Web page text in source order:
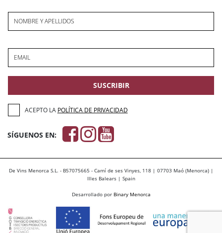
NOMBRE Y APELLIDOS
EMAIL
SUSCRIBIR
ACEPTO LA POLÍTICA DE PRIVACIDAD
SÍGUENOS EN:
De Vins Menorca S.L. - B57075665 - Camí de ses Vinyes, 118 | 07703 Maó (Menorca) |
Illes Balears | Spain
Desarrollado por Binary Menorca